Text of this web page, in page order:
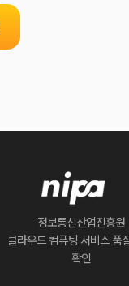
정보통신산업진흥원
클라우드 컴퓨팅 서비스 품
확인